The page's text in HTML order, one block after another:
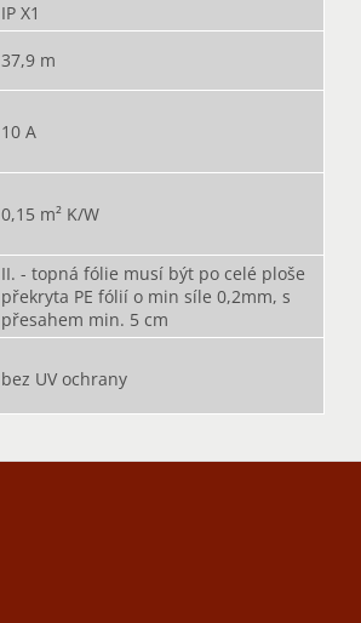
IP X1
37,9 m
10 A
0,15 m² K/W
II. - topná fólie musí být po celé ploše
překryta PE fólií o min síle 0,2mm, s
přesahem min. 5 cm
bez UV ochrany